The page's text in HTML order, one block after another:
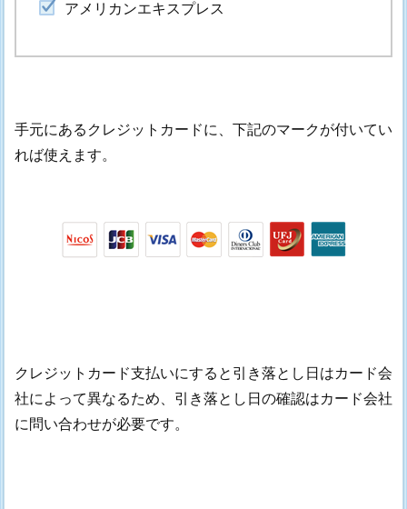
アメリカンエキスプレス
手元にあるクレジットカードに、下記のマークが付いてい
れば使えます。
クレジットカード支払いにすると引き落とし日はカード会
社によって異なるため、引き落とし日の確認はカード会社
に問い合わせが必要です。